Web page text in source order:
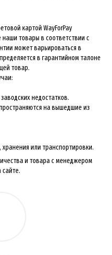
картой WayForPay
товары в соответствии с
может варьироваться в
в гарантийном талоне
товар.
недостатков.
на вышедшие из
или транспортировки.
и товара с менеджером